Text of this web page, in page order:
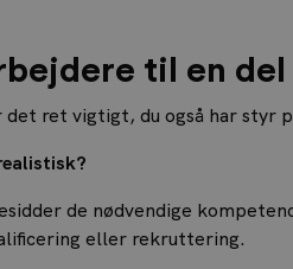
til en
ret vigtigt, du også har styr
de nødvendige
eller rekruttering.